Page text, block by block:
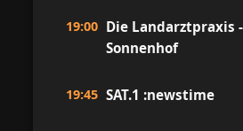
19:00 Die Landarztpraxis
Sonnenhof
19:45 SAT.1 :newstime